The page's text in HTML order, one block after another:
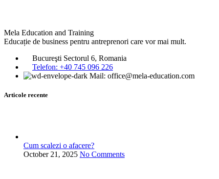
Mela Education and Training
Educație de business pentru antreprenori care vor mai mult.
Bucureşti Sectorul 6, Romania
Telefon: +40 745 096 226‬
Mail: office@mela-education.com
Articole recente
Cum scalezi o afacere?
October 21, 2025 No Comments